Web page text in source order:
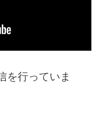
を行っていま